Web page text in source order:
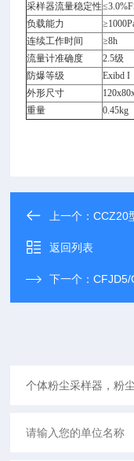
采样器流量稳定性
负载能力
连续工作时间
≥8h
流量计准确度
2.5级
防爆等级
Exibd I
外形尺寸
重量
0.45kg
上一个：CCZ20
返回列表
下一个：CFJD5/